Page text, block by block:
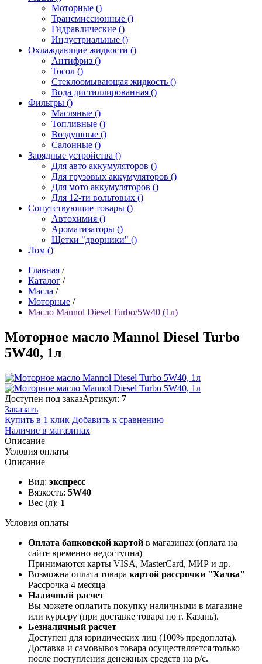
Моторные ()
Трансмиссионные ()
Гидравлические ()
Индустриальные ()
Охлаждающие жидкости ()
Антифриз ()
Тосол ()
Стеклоомывающая жидкость ()
Вода дистиллированная ()
Фильтры ()
Масляные ()
Топливные ()
Воздушные ()
Салонные ()
Зарядные устройства ()
Для авто аккумуляторов ()
Для грузовых аккумуляторов ()
Для мото аккумуляторов ()
Для 12-ти вольтовых ()
Сопутствующие товары ()
Автохимия ()
Ароматизаторы ()
Щетки "дворники" ()
Лом ()
Главная /
Каталог /
Масла /
Моторные /
Масло Mannol Diesel Turbo/5W40 (1л)
Моторное масло Mannol Diesel Turbo
5W40, 1л
Доступен под заказАртикул: 7
Заказать
Купить в 1 клик Добавить к сравнению
Наличие в магазинах
Описание
Условия оплаты
Описание
Вид: экспресс
Вязкость: 5W40
Вес (л): 1
Условия оплаты
Оплата банковской картой в магазинах (оплата на
сайте временно недоступна)
Принимаются карты VISA, MasterCard, МИР и др.
Возможна оплата товара картой рассрочки "Халва"
Рассрочка 4 месяца
Наличный расчет
Вы можете оплатить покупку наличными в магазине
или курьеру (при доставке товара по г. Казань).
Безналичный расчет
Доступен для юридических лиц (100% предоплата).
Доставка и самовывоз товара осуществляется только
после поступления денежных средств на р/c.